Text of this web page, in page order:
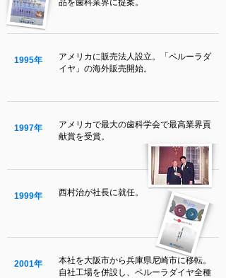
品を歯科業界に提案。
1995年
アメリカに販売法人設立。「ペルーラダ
イヤ」の海外販売開始。
1997年
アメリカで最大の歯科学会で最高業界貢
献賞を受賞。
1999年 西村治が社長に就任。
2001年
本社を大阪市から兵庫県尼崎市に移転。
自社工場を併設し、ペルーラダイヤ全種